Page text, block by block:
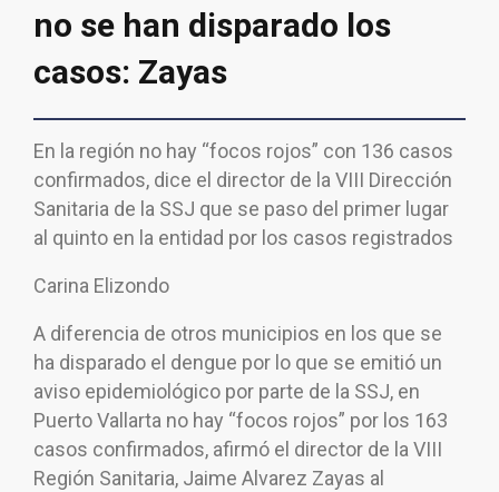
no se han disparado los
casos: Zayas
En la región no hay “focos rojos” con 136 casos
confirmados, dice el director de la VIII Dirección
Sanitaria de la SSJ que se paso del primer lugar
al quinto en la entidad por los casos registrados
Carina Elizondo
A diferencia de otros municipios en los que se
ha disparado el dengue por lo que se emitió un
aviso epidemiológico por parte de la SSJ, en
Puerto Vallarta no hay “focos rojos” por los 163
casos confirmados, afirmó el director de la VIII
Región Sanitaria, Jaime Alvarez Zayas al